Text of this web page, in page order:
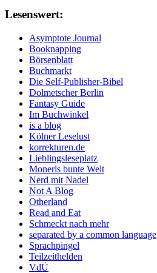
Lesenswert:
Asymptote Journal
Booknapping
Börsenblatt
Buchmarkt
Die Self-Publisher-Bibel
Dolmetscher Berlin
Fantasy Guide
Im Buchwinkel
is a blog
Kölner Leselust
korrekturen.de
Lieblingsleseplatz
Monerls bunte Welt
Nerd mit Nadel
Not A Blog
Otherland
Read and Eat
Schmeckt nach mehr
separated by a common language
Sprachpingel
Teilzeithelden
VdÜ